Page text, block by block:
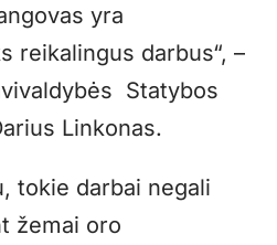
yra
reikalingus darbus“, –
Statybos
Linkonas.
tokie darbai negali
žemai oro